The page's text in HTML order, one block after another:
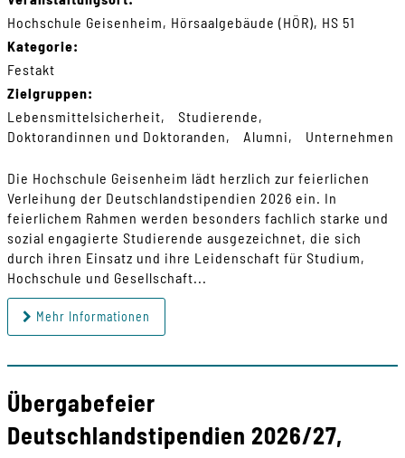
Hochschule Geisenheim, Hörsaalgebäude (HÖR), HS 51
Kategorie:
Festakt
Zielgruppen:
Lebensmittelsicherheit
Studierende
Doktorandinnen und Doktoranden
Alumni Unternehmen
Die Hochschule Geisenheim lädt herzlich zur feierlichen
Verleihung der Deutschlandstipendien 2026 ein. In
feierlichem Rahmen werden besonders fachlich starke und
sozial engagierte Studierende ausgezeichnet, die sich
durch ihren Einsatz und ihre Leidenschaft für Studium,
Hochschule und Gesellschaft...
Mehr Informationen
Übergabefeier
Deutschlandstipendien 2026/27,